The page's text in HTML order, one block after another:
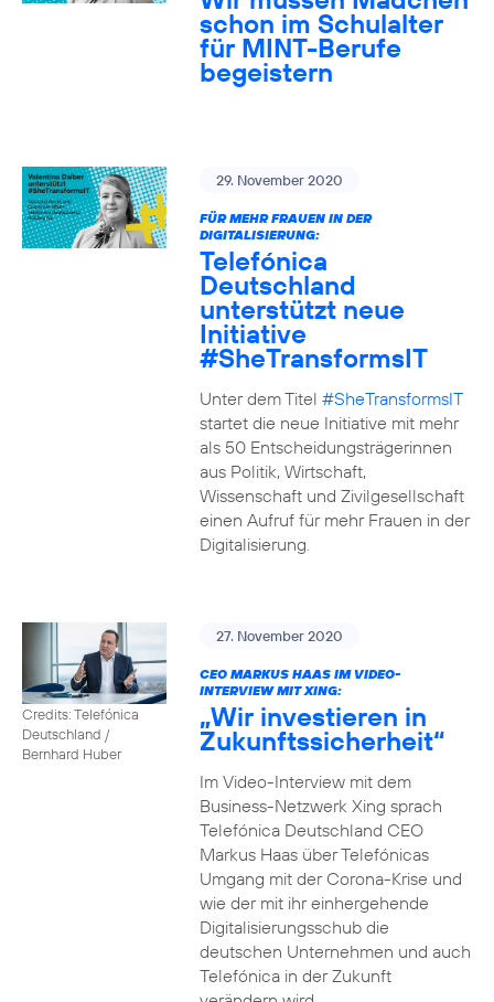
schon im Schulalter
für MINT-Berufe
begeistern
29. November 2020
FÜR MEHR FRAUEN IN DER
DIGITALISIERUNG:
Telefónica
Deutschland
unterstützt neue
Initiative
#SheTransformsIT
Unter dem Titel #SheTransformsIT
startet die neue Initiative mit mehr
als 50 Entscheidungsträgerinnen
aus Politik, Wirtschaft,
Wissenschaft und Zivilgesellschaft
einen Aufruf für mehr Frauen in der
Digitalisierung.
Credits: Telefónica
Deutschland /
Bernhard Huber
27. November 2020
CEO MARKUS HAAS IM VIDEO-
INTERVIEW MIT XING:
„Wir investieren in
Zukunftssicherheit“
Im Video-Interview mit dem
Business-Netzwerk Xing sprach
Telefónica Deutschland CEO
Markus Haas über Telefónicas
Umgang mit der Corona-Krise und
wie der mit ihr einhergehende
Digitalisierungsschub die
deutschen Unternehmen und auch
Telefónica in der Zukunft